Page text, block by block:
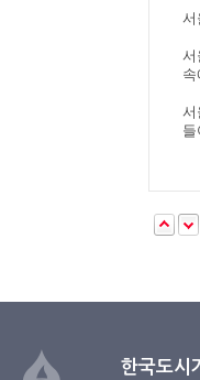
서
서
서
한국도시